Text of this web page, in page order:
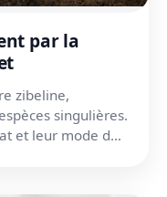
par la
zibeline,
singulières.
et leur mode de